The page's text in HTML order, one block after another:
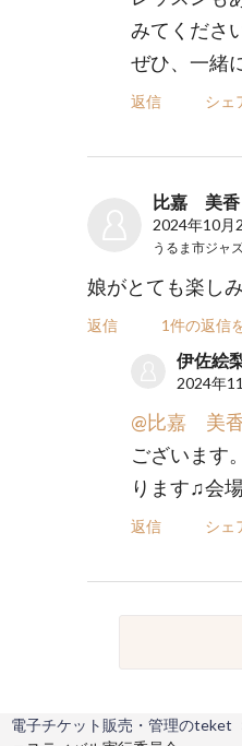
みてくださ
ぜひ、一緒
返信 シェ
比嘉 美香
2024年10月
娘がとても楽し
返信 1件の返信
伊佐絵
2024年
@比嘉 美
ございます
ります♫会
返信 シェ
電子チケット販売・管理のteket